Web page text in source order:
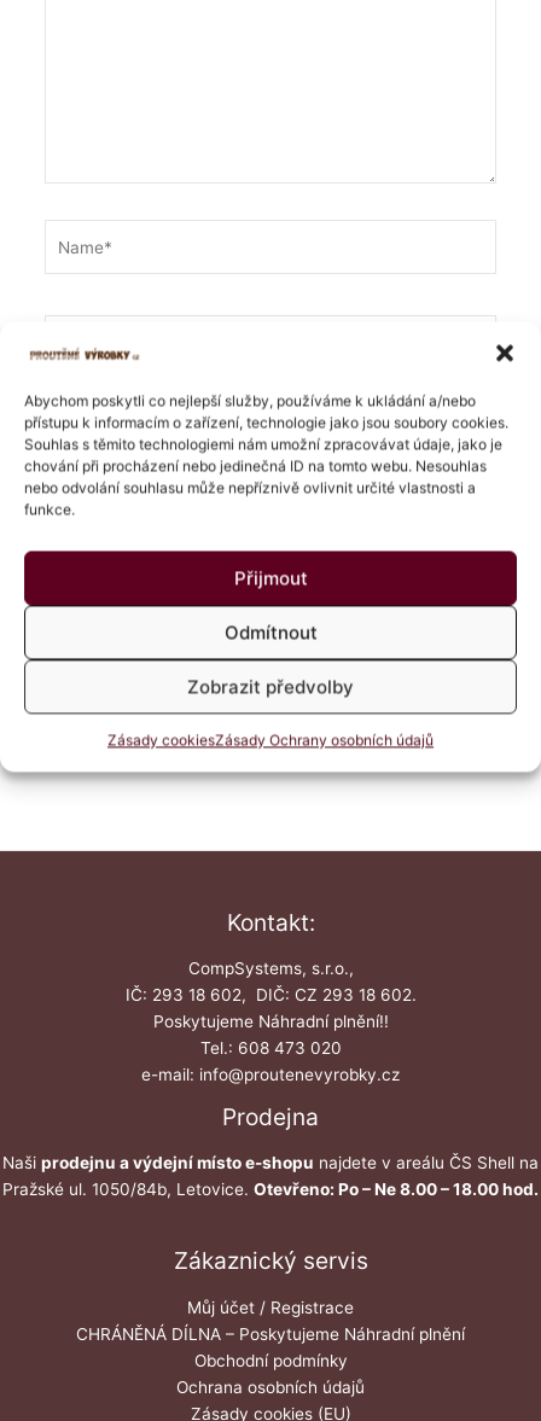
Abychom poskytli co nejlepší služby, používáme k ukládání a/nebo
přístupu k informacím o zařízení, technologie jako jsou soubory cookies.
Souhlas s těmito technologiemi nám umožní zpracovávat údaje, jako je
chování při procházení nebo jedinečná ID na tomto webu. Nesouhlas
nebo odvolání souhlasu může nepříznivě ovlivnit určité vlastnosti a
funkce.
Přijmout
Odmítnout
Zobrazit předvolby
Zásady cookiesZásady Ochrany osobních údajů
Email*
Web
stránky
pro budoucí komentáře.
Kontakt:
CompSystems, s.r.o.,
IČ: 293 18 602, DIČ: CZ 293 18 602.
Poskytujeme Náhradní plnění!!
Tel.: 608 473 020
e-mail: info@proutenevyrobky.cz
Prodejna
Naši prodejnu a výdejní místo e-shopu najdete v areálu ČS Shell na
Pražské ul. 1050/84b, Letovice. Otevřeno: Po – Ne 8.00 – 18.00 hod.
Zákaznický servis
Můj účet / Registrace
CHRÁNĚNÁ DÍLNA – Poskytujeme Náhradní plnění
Obchodní podmínky
Ochrana osobních údajů
Zásady cookies (EU)